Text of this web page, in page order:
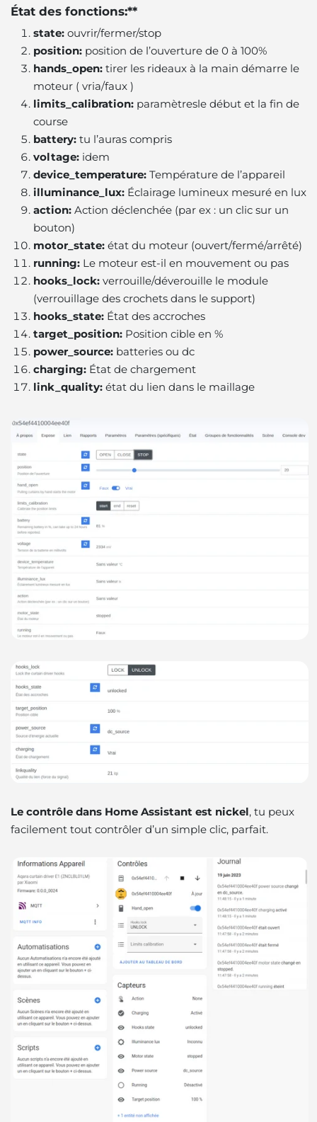
État des fonctions:**
state: ouvrir/fermer/stop
position: position de l’ouverture de 0 à 100%
hands_open: tirer les rideaux à la main démarre le
moteur ( vria/faux )
limits_calibration: paramètresle début et la fin de
course
battery: tu l’auras compris
voltage: idem
device_temperature: Température de l’appareil
illuminance_lux: Éclairage lumineux mesuré en lux
action: Action déclenchée (par ex : un clic sur un
bouton)
motor_state: état du moteur (ouvert/fermé/arrêté)
running: Le moteur est-il en mouvement ou pas
hooks_lock: verrouille/déverouille le module
(verrouillage des crochets dans le support)
hooks_state: État des accroches
target_position: Position cible en %
power_source: batteries ou dc
charging: État de chargement
link_quality: état du lien dans le maillage
Le contrôle dans Home Assistant est nickel, tu peux
facilement tout contrôler d’un simple clic, parfait.